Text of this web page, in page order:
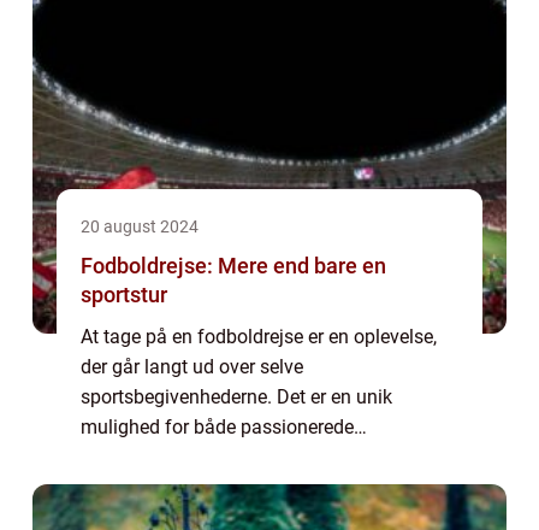
20 august 2024
Fodboldrejse: Mere end bare en
sportstur
At tage på en fodboldrejse er en oplevelse,
der går langt ud over selve
sportsbegivenhederne. Det er en unik
mulighed for både passionerede
kombinere en dyb kærlighed til spillet med
e...